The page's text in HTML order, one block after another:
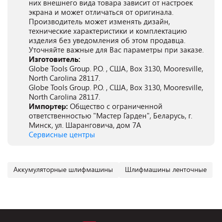
них внешнего вида товара зависит от настроек
экрана и может отличаться от оригинала.
Производитель может изменять дизайн,
технические характеристики и комплектацию
изделия без уведомления об этом продавца.
Уточняйте важные для Вас параметры при заказе.
Изготовитель:
Globe Tools Group. P.O. , США, Box 3130, Mooresville,
North Carolina 28117.
Globe Tools Group. P.O. , США, Box 3130, Mooresville,
North Carolina 28117.
Импортер: Общество с ограниченной
ответственностью "Мастер Гарден", Беларусь, г.
Минск, ул. Шаранговича, дом 7А
Сервисные центры
Аккумуляторные шлифмашины Шлифмашины ленточные